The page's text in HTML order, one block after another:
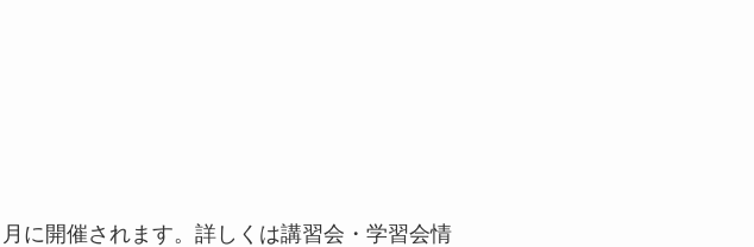
に開催されます。詳しくは講習会・学習会情